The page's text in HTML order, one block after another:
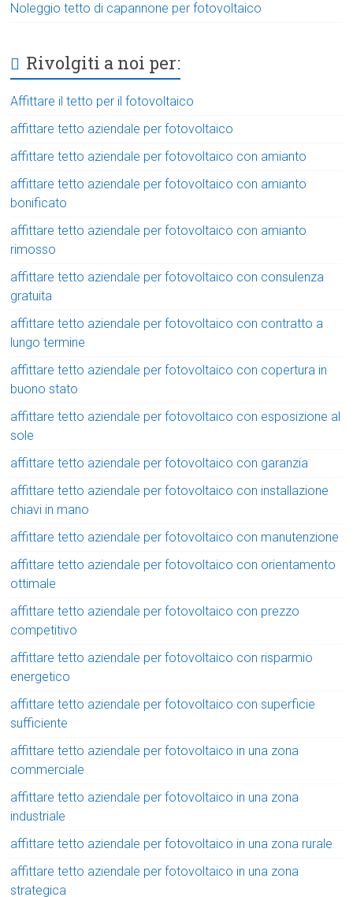
Noleggio tetto di capannone per fotovoltaico
Rivolgiti a noi per:
Affittare il tetto per il fotovoltaico
affittare tetto aziendale per fotovoltaico
affittare tetto aziendale per fotovoltaico con amianto
affittare tetto aziendale per fotovoltaico con amianto
bonificato
affittare tetto aziendale per fotovoltaico con amianto
rimosso
affittare tetto aziendale per fotovoltaico con consulenza
gratuita
affittare tetto aziendale per fotovoltaico con contratto a
lungo termine
affittare tetto aziendale per fotovoltaico con copertura in
buono stato
affittare tetto aziendale per fotovoltaico con esposizione al
sole
affittare tetto aziendale per fotovoltaico con garanzia
affittare tetto aziendale per fotovoltaico con installazione
chiavi in mano
affittare tetto aziendale per fotovoltaico con manutenzione
affittare tetto aziendale per fotovoltaico con orientamento
ottimale
affittare tetto aziendale per fotovoltaico con prezzo
competitivo
affittare tetto aziendale per fotovoltaico con risparmio
energetico
affittare tetto aziendale per fotovoltaico con superficie
sufficiente
affittare tetto aziendale per fotovoltaico in una zona
commerciale
affittare tetto aziendale per fotovoltaico in una zona
industriale
affittare tetto aziendale per fotovoltaico in una zona rurale
affittare tetto aziendale per fotovoltaico in una zona
strategica